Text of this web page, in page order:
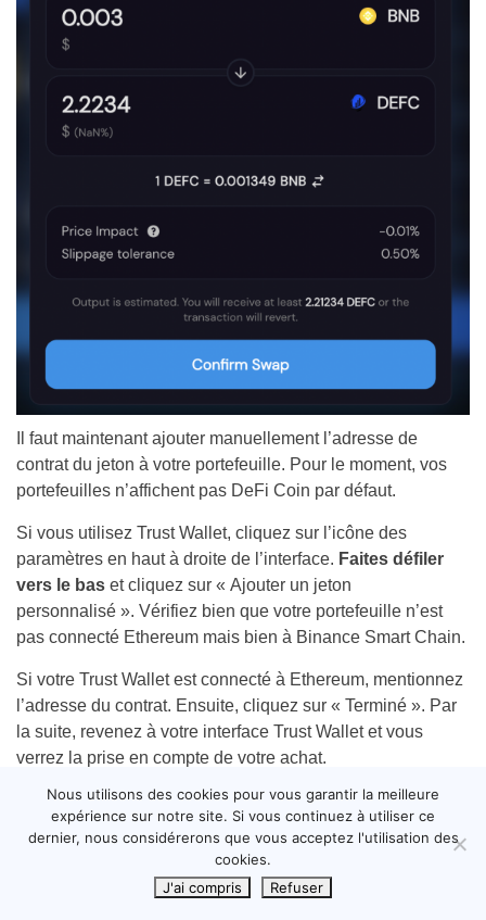
Il faut maintenant ajouter manuellement l’adresse de
contrat du jeton à votre portefeuille. Pour le moment, vos
portefeuilles n’affichent pas DeFi Coin par défaut.
Si vous utilisez Trust Wallet, cliquez sur l’icône des
paramètres en haut à droite de l’interface. Faites défiler
vers le bas et cliquez sur « Ajouter un jeton
personnalisé ». Vérifiez bien que votre portefeuille n’est
pas connecté Ethereum mais bien à Binance Smart Chain.
Si votre Trust Wallet est connecté à Ethereum, mentionnez
l’adresse du contrat. Ensuite, cliquez sur « Terminé ». Par
la suite, revenez à votre interface Trust Wallet et vous
verrez la prise en compte de votre achat.
Ceux qui sont sur MetaMask doivent ajouter manuellement
DeFi Coin en cliquant sur le bouton « Importer des jetons
». Ensuite, cliquez sur « Ajouter un jeton personnalisé ».
Bravo, vous venez d’acheter des DeFi Coins !
Nous utilisons des cookies pour vous garantir la meilleure
expérience sur notre site. Si vous continuez à utiliser ce
dernier, nous considérerons que vous acceptez l'utilisation des
cookies.
J'ai compris
Refuser